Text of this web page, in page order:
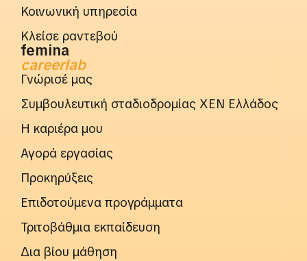
Κοινωνική υπηρεσία
Κλείσε ραντεβού
femina
careerlab
Γνώρισέ μας
Συμβουλευτική σταδιοδρομίας ΧΕΝ Ελλάδος
Η καριέρα μου
Αγορά εργασίας
Προκηρύξεις
Επιδοτούμενα προγράμματα
Τριτοβάθμια εκπαίδευση
Δια βίου μάθηση